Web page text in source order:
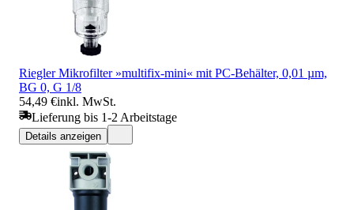
Riegler Mikrofilter »multifix-mini« mit PC-Behälter, 0,01 µm,
BG 0, G 1/8
54,49 €inkl. MwSt.
Lieferung bis 1-2 Arbeitstage
Details anzeigen